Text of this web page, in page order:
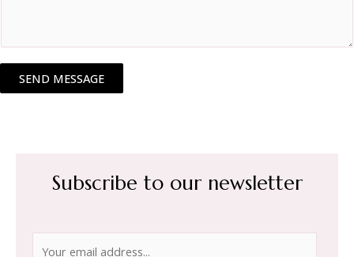
SEND MESSAGE
Subscribe to our newsletter